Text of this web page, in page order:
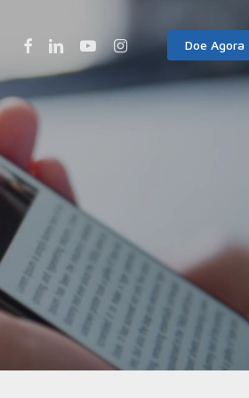
Doe Agora
FacebookLinkedinYoutubeInstagram